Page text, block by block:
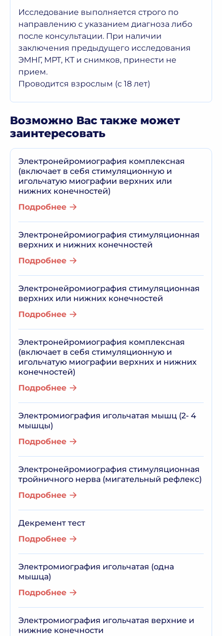
Исследование выполняется строго по
направлению с указанием диагноза либо
после консультации. При наличии
заключения предыдущего исследования
ЭМНГ, МРТ, КТ и снимков, принести не
прием.
Проводится взрослым (с 18 лет)
Возможно Вас также может
заинтересовать
Электронейромиография комплексная
(включает в себя стимуляционную и
игольчатую миографии верхних или
нижних конечностей)
Подробнее
Электронейромиография стимуляционная
верхних и нижних конечностей
Подробнее
Электронейромиография стимуляционная
верхних или нижних конечностей
Подробнее
Электронейромиография комплексная
(включает в себя стимуляционную и
игольчатую миографии верхних и нижних
конечностей)
Подробнее
Электромиография игольчатая мышц (2- 4
мышцы)
Подробнее
Электронейромиография стимуляционная
тройничного нерва (мигательный рефлекс)
Подробнее
Декремент тест
Подробнее
Электромиография игольчатая (одна
мышца)
Подробнее
Электромиография игольчатая верхние и
нижние конечности